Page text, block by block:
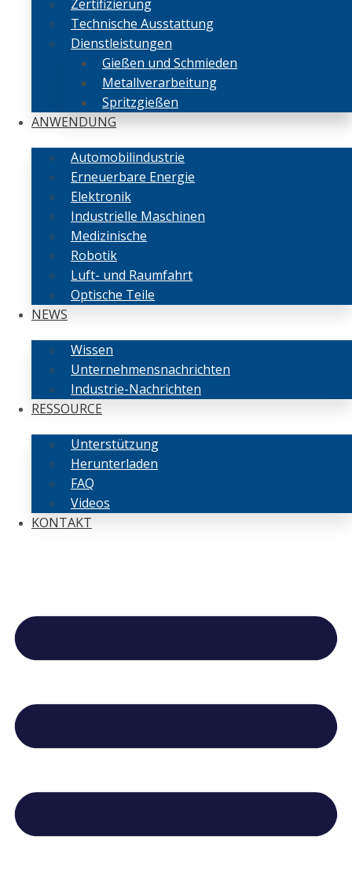
Zertifizierung
Technische Ausstattung
Dienstleistungen
Gießen und Schmieden
Metallverarbeitung
Spritzgießen
ANWENDUNG
Automobilindustrie
Erneuerbare Energie
Elektronik
Industrielle Maschinen
Medizinische
Robotik
Luft- und Raumfahrt
Optische Teile
NEWS
Wissen
Unternehmensnachrichten
Industrie-Nachrichten
RESSOURCE
Unterstützung
Herunterladen
FAQ
Videos
KONTAKT